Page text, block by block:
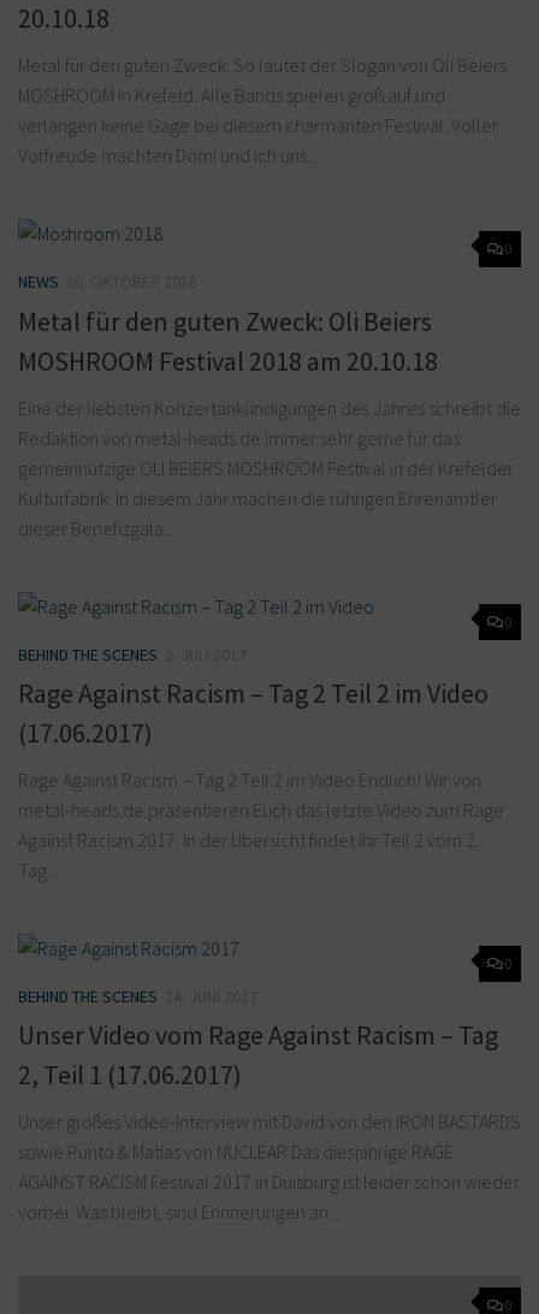
20.10.18
Metal für den guten Zweck: So lautet der Slogan von Oli Beiers
MOSHROOM in Krefeld. Alle Bands spielen groß auf und
verlangen keine Gage bei diesem charmanten Festival. Voller
Vorfreude machten Dörni und ich uns...
0
NEWS
Metal für den guten Zweck: Oli Beiers
MOSHROOM Festival 2018 am 20.10.18
Eine der liebsten Konzertankündigungen des Jahres schreibt die
Redaktion von metal-heads.de immer sehr gerne für das
gemeinnützige OLI BEIERS MOSHROOM Festival in der Krefelder
Kulturfabrik. In diesem Jahr machen die rührigen Ehrenamtler
dieser Benefizgala...
0
BEHIND THE SCENES
Rage Against Racism – Tag 2 Teil 2 im Video
(17.06.2017)
Rage Against Racism – Tag 2 Teil 2 im Video Endlich! Wir von
metal-heads.de präsentieren Euch das letzte Video zum Rage
Against Racism 2017. In der Übersicht findet ihr Teil 2 vom 2.
Tag....
0
BEHIND THE SCENES
Unser Video vom Rage Against Racism – Tag
2, Teil 1 (17.06.2017)
Unser großes Video-Interview mit David von den IRON BASTARDS
sowie Punto & Matias von NUCLEAR Das diesjährige RAGE
AGAINST RACISM Festival 2017 in Duisburg ist leider schon wieder
vorbei. Was bleibt, sind Erinnerungen an...
0